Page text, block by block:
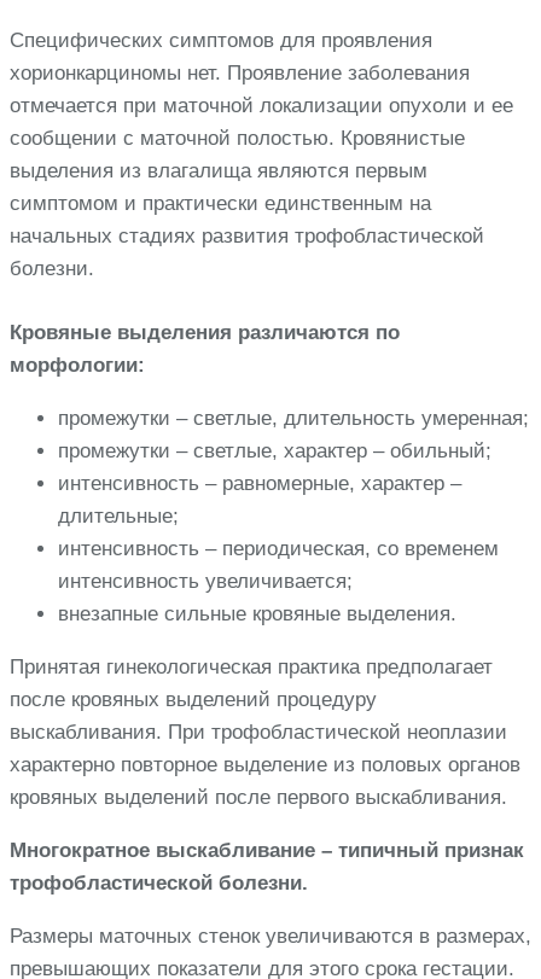
Специфических симптомов для проявления
хорионкарциномы нет. Проявление заболевания
отмечается при маточной локализации опухоли и ее
сообщении с маточной полостью. Кровянистые
выделения из влагалища являются первым
симптомом и практически единственным на
начальных стадиях развития трофобластической
болезни.
Кровяные выделения различаются по
морфологии:
промежутки – светлые, длительность умеренная;
промежутки – светлые, характер – обильный;
интенсивность – равномерные, характер –
длительные;
интенсивность – периодическая, со временем
интенсивность увеличивается;
внезапные сильные кровяные выделения.
Принятая гинекологическая практика предполагает
после кровяных выделений процедуру
выскабливания. При трофобластической неоплазии
характерно повторное выделение из половых органов
кровяных выделений после первого выскабливания.
Многократное выскабливание – типичный признак
трофобластической болезни.
Размеры маточных стенок увеличиваются в размерах,
превышающих показатели для этого срока гестации.